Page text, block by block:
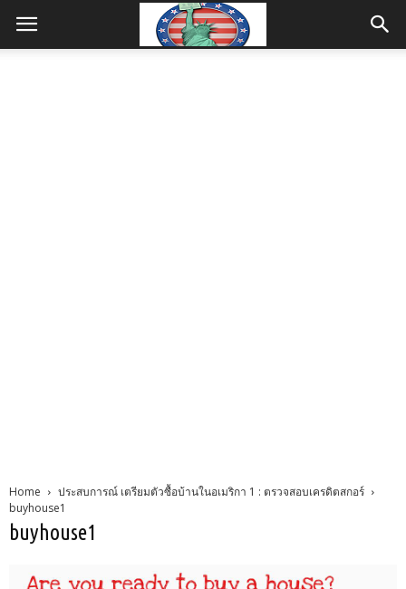
Home
ประสบการณ์ เตรียมตัวซื้อบ้านในอเมริกา 1 : ตรวจสอบเครดิตสกอร์
buyhouse1
buyhouse1